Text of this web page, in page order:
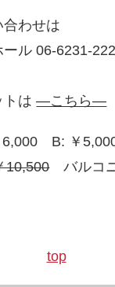
わせは
ル 06-6231-
トは―こちら―
6,000 B: ￥
10,500バルコニ
top